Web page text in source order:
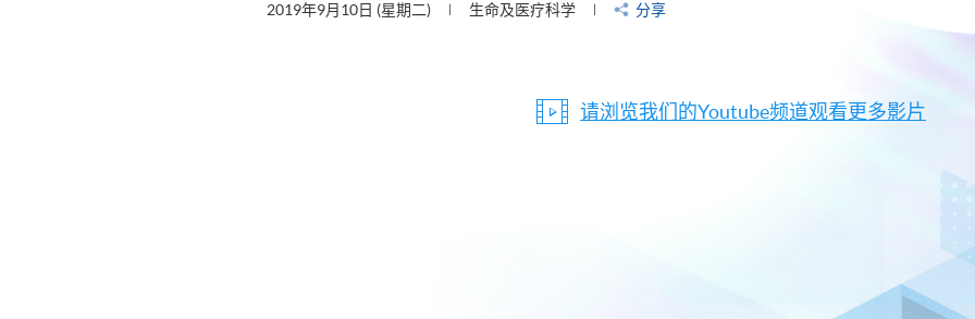
2019年9月10日 (星期二) 生命及医疗科学 分享
请浏览我们的Youtube频道观看更多影片